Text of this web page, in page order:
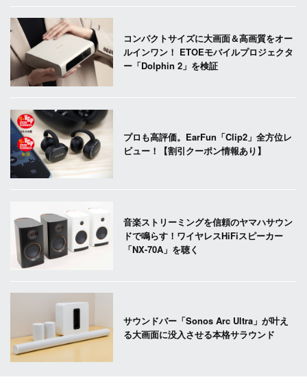
コンパクトサイズに大画面＆高画質をオー
ルインワン！ ETOEモバイルプロジェクタ
ー「Dolphin 2」を検証
プロも高評価。EarFun「Clip2」全方位レ
ビュー！【割引クーポン情報あり】
音楽ストリーミングを信頼のヤマハサウン
ドで鳴らす！ワイヤレスHiFiスピーカー
「NX-70A」を聴く
サウンドバー「Sonos Arc Ultra」が叶え
る大画面に没入させる本格サラウンド